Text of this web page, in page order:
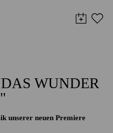
WUNDER
unserer neuen Premiere